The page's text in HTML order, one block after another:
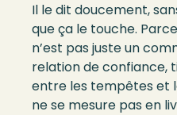
Il le dit doucement,
que ça le touche.
n’est pas juste un
relation de confiance,
entre les tempêtes et
ne se mesure pas en